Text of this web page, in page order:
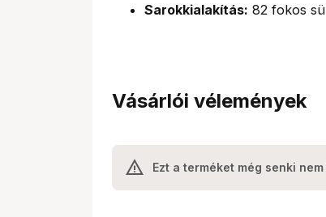
Sarokkialakítás: 82 fokos
Vásárlói vélemények
Ezt a terméket még senki